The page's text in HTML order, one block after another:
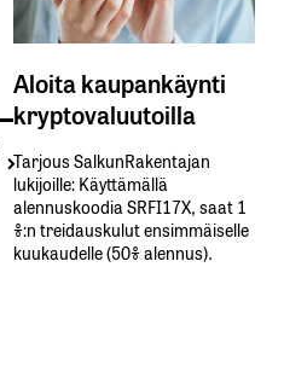
Aloita kaupankäynti
kryptovaluutoilla
Tarjous SalkunRakentajan
lukijoille: Käyttämällä​ ​
alennuskoodia​ ​SRFI17X,​ ​saat​ ​1
%:n treidauskulut​ ​ensimmäiselle​ ​
kuukaudelle​ ​(50%​ ​alennus).